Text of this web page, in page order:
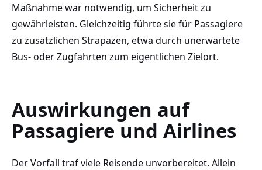
Maßnahme war notwendig, um Sicherheit zu
gewährleisten. Gleichzeitig führte sie für Passagiere
zu zusätzlichen Strapazen, etwa durch unerwartete
Bus- oder Zugfahrten zum eigentlichen Zielort.
Auswirkungen auf
Passagiere und Airlines
Der Vorfall traf viele Reisende unvorbereitet. Allein